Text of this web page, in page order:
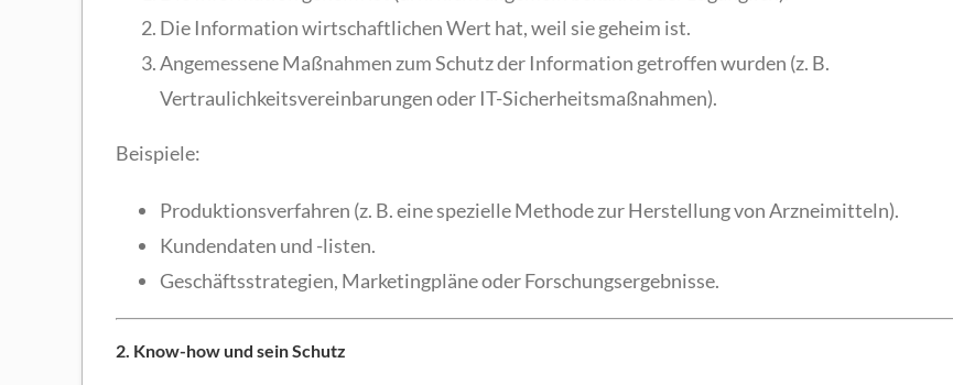
Die Information wirtschaftlichen Wert hat, weil sie geheim ist.
Angemessene Maßnahmen zum Schutz der Information getroffen wurden (z. B.
Vertraulichkeitsvereinbarungen oder IT-Sicherheitsmaßnahmen).
Beispiele:
Produktionsverfahren (z. B. eine spezielle Methode zur Herstellung von Arzneimitteln).
Kundendaten und -listen.
Geschäftsstrategien, Marketingpläne oder Forschungsergebnisse.
2. Know-how und sein Schutz